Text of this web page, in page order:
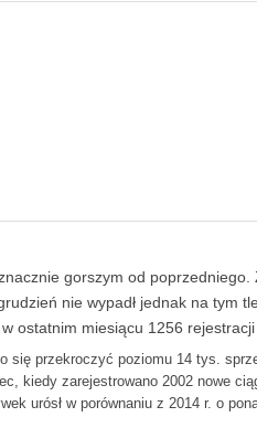
gorszym od
nie wypadł jednak na tym
ostatnim miesiącu 1256
się przekroczyć poziomu 14 tys.
kiedy zarejestrowano 2002 nowe
urósł w porównaniu z 2014 r. o